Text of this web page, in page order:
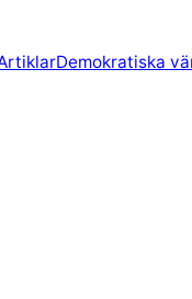
Demokratiska